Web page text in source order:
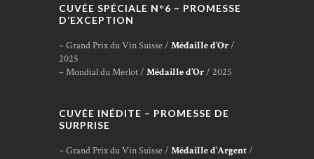
CUVÉE SPÉCIALE N°6 – PROMESSE
D’EXCEPTION
– Grand Prix du Vin Suisse / Médaille d’Or/
2025
– Mondial du Merlot / Médaille d’Or/ 2025
CUVÉE INÉDITE – PROMESSE DE
SURPRISE
– Grand Prix du Vin Suisse / Médaille d’Argent/